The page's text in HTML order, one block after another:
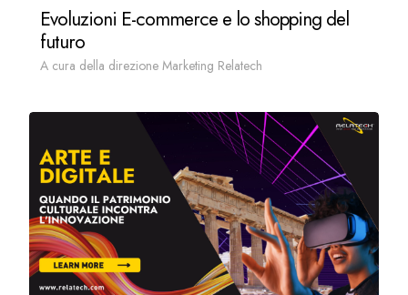
Evoluzioni E-commerce e lo shopping del
futuro
A cura della direzione Marketing Relatech